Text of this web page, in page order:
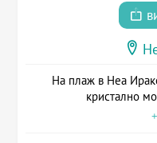
На плаж в Неа
кристално